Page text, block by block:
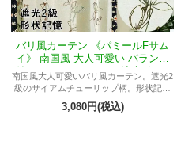
バリ風カーテン 《パミールFサム
イ》 南国風 大人可愛い バランス
付きフラットスタイル 遮光2級 ア
イボリー色 サイアムチューリップ
柄
南国風大人可愛いバリ風カーテン。遮光2
級のサイアムチューリップ柄。形状記憶
加工で常に美しい形。インテリアアクセ
ントの必須アイテム。
3,080円(税込)